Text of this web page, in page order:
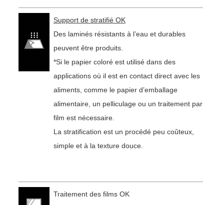
Support de stratifié OK
Des laminés résistants à l’eau et durables
peuvent être produits.
*Si le papier coloré est utilisé dans des
applications où il est en contact direct avec les
aliments, comme le papier d’emballage
alimentaire, un pelliculage ou un traitement par
film est nécessaire.
La stratification est un procédé peu coûteux,
simple et à la texture douce.
Traitement des films OK